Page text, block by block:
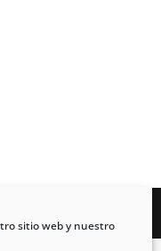
sitio web y nuestro